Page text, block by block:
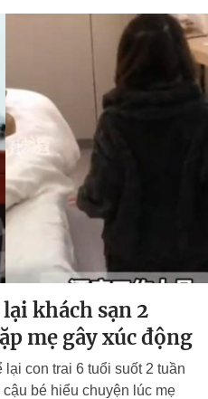
khách sạn 2
mẹ gây xúc động
con trai 6 tuổi suốt 2 tuần
bé hiểu chuyện lúc mẹ